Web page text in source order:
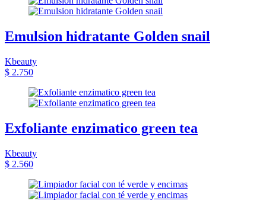
Emulsion hidratante Golden snail
Kbeauty
$ 2.750
Exfoliante enzimatico green tea
Kbeauty
$ 2.560